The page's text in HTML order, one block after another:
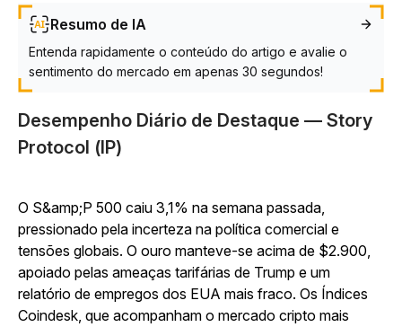
Resumo de IA
Entenda rapidamente o conteúdo do artigo e avalie o
sentimento do mercado em apenas 30 segundos!
Desempenho Diário de Destaque — Story
Protocol (IP)
O S&amp;P 500 caiu 3,1% na semana passada,
pressionado pela incerteza na política comercial e
tensões globais. O ouro manteve-se acima de $2.900,
apoiado pelas ameaças tarifárias de Trump e um
relatório de empregos dos EUA mais fraco. Os Índices
Coindesk, que acompanham o mercado cripto mais